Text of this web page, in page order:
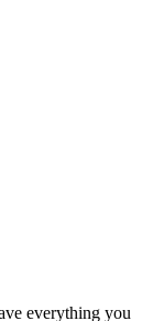
everything you